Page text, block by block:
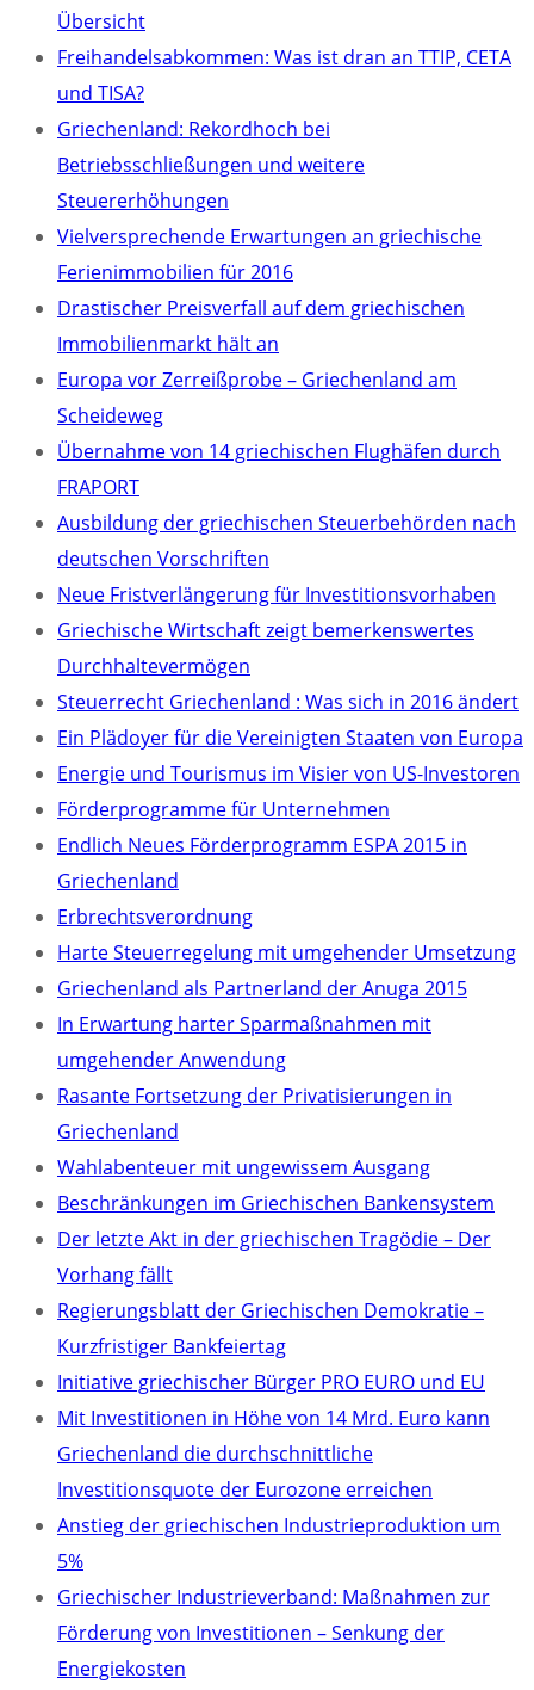
Übersicht
Freihandelsabkommen: Was ist dran an TTIP, CETA
und TISA?
Griechenland: Rekordhoch bei
Betriebsschließungen und weitere
Steuererhöhungen
Vielversprechende Erwartungen an griechische
Ferienimmobilien für 2016
Drastischer Preisverfall auf dem griechischen
Immobilienmarkt hält an
Europa vor Zerreißprobe – Griechenland am
Scheideweg
Übernahme von 14 griechischen Flughäfen durch
FRAPORT
Ausbildung der griechischen Steuerbehörden nach
deutschen Vorschriften
Neue Fristverlängerung für Investitionsvorhaben
Griechische Wirtschaft zeigt bemerkenswertes
Durchhaltevermögen
Steuerrecht Griechenland : Was sich in 2016 ändert
Ein Plädoyer für die Vereinigten Staaten von Europa
Energie und Tourismus im Visier von US-Investoren
Förderprogramme für Unternehmen
Endlich Neues Förderprogramm ESPA 2015 in
Griechenland
Erbrechtsverordnung
Harte Steuerregelung mit umgehender Umsetzung
Griechenland als Partnerland der Anuga 2015
In Erwartung harter Sparmaßnahmen mit
umgehender Anwendung
Rasante Fortsetzung der Privatisierungen in
Griechenland
Wahlabenteuer mit ungewissem Ausgang
Beschränkungen im Griechischen Bankensystem
Der letzte Akt in der griechischen Tragödie – Der
Vorhang fällt
Regierungsblatt der Griechischen Demokratie –
Kurzfristiger Bankfeiertag
Initiative griechischer Bürger PRO EURO und EU
Mit Investitionen in Höhe von 14 Mrd. Euro kann
Griechenland die durchschnittliche
Investitionsquote der Eurozone erreichen
Anstieg der griechischen Industrieproduktion um
5%
Griechischer Industrieverband: Maßnahmen zur
Förderung von Investitionen – Senkung der
Energiekosten